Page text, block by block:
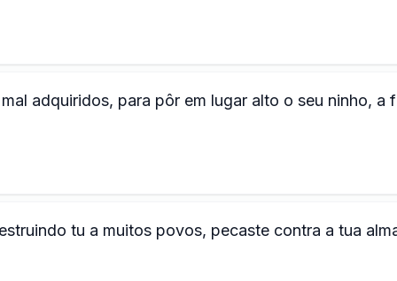
adquiridos, para pôr em lugar alto o seu ninho, a
tu a muitos povos, pecaste contra a tua